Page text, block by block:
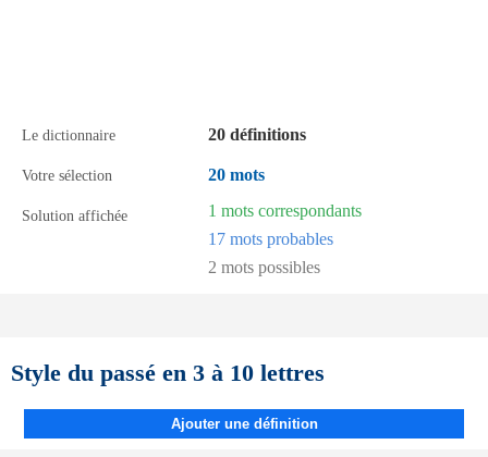
Le dictionnaire 20 définitions
Votre sélection 20 mots
Solution affichée
1 mots correspondants
17 mots probables
2 mots possibles
Style du passé en 3 à 10 lettres
Ajouter une définition